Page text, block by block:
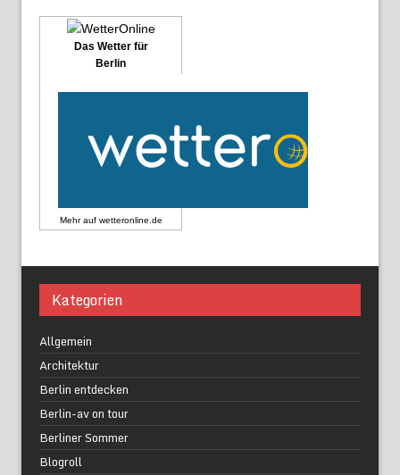
Das Wetter für
Berlin
Mehr auf wetteronline.de
Kategorien
Allgemein
Architektur
Berlin entdecken
Berlin-av on tour
Berliner Sommer
Blogroll